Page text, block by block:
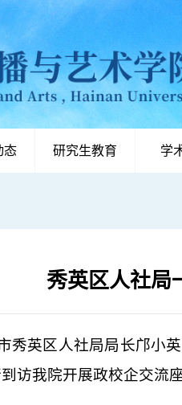
态 研究生教育 学
秀英区人社局
秀英区人社局局长邝小
访我院开展政校企交流